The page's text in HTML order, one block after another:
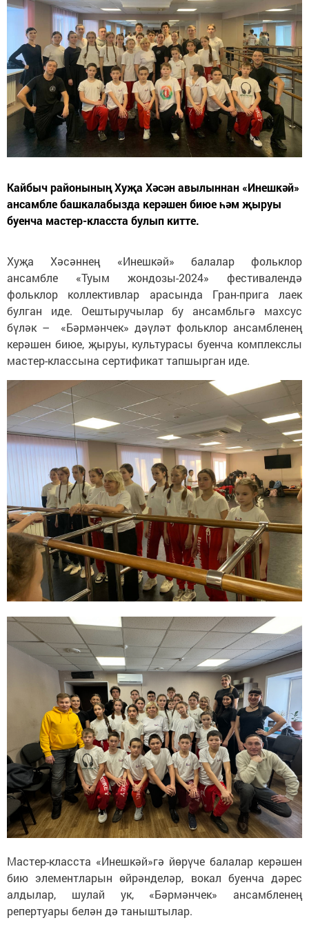
Кайбыч районының Хуҗа Хәсән авылыннан «Инешкәй»
ансамбле башкалабызда керәшен биюе һәм җыруы
буенча мастер-класста булып китте.
Хуҗа Хәсәннең «Инешкәй» балалар фольклор
ансамбле
«Туым жондозы-2024» фестивалендә
фольклор коллективлар арасында Гран-прига лаек
булган иде. Оештыручылар бу ансамбльгә махсус
бүләк – «Бәрмәнчек» дәүләт фольклор ансамбленең
керәшен биюе, җыруы, культурасы буенча комплекслы
мастер-классына сертификат тапшырган иде.
Мастер-класста «Инешкәй»гә йөрүче балалар керәшен
бию элементларын өйрәнделәр, вокал буенча дәрес
алдылар, шулай ук, «Бәрмәнчек» ансамбленең
репертуары белән дә таныштылар.